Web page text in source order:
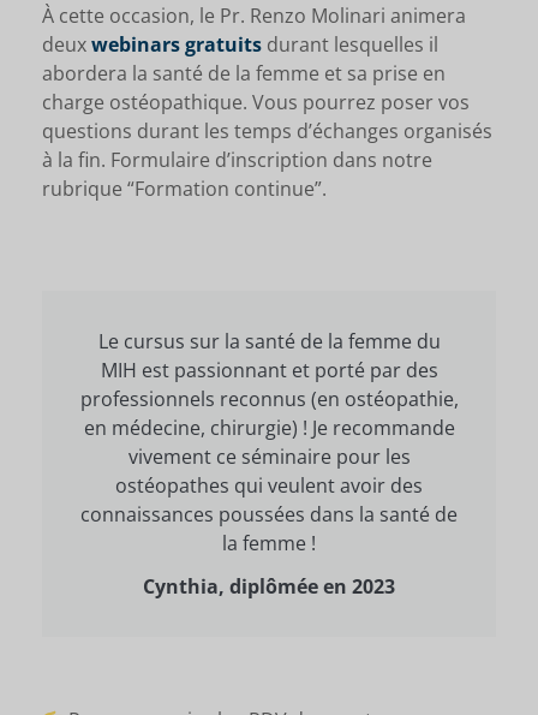
À cette occasion, le Pr. Renzo Molinari animera
deuxwebinars gratuits durant lesquelles il
abordera la santé de la femme et sa prise en
charge ostéopathique. Vous pourrez poser vos
questions durant les temps d’échanges organisés
à la fin. Formulaire d’inscription dans notre
rubrique “Formation continue”.
Le cursus sur la santé de la femme du
MIH est passionnant et porté par des
professionnels reconnus (en ostéopathie,
en médecine, chirurgie) ! Je recommande
vivement ce séminaire pour les
ostéopathes qui veulent avoir des
connaissances poussées dans la santé de
la femme !
Cynthia, diplômée en 2023